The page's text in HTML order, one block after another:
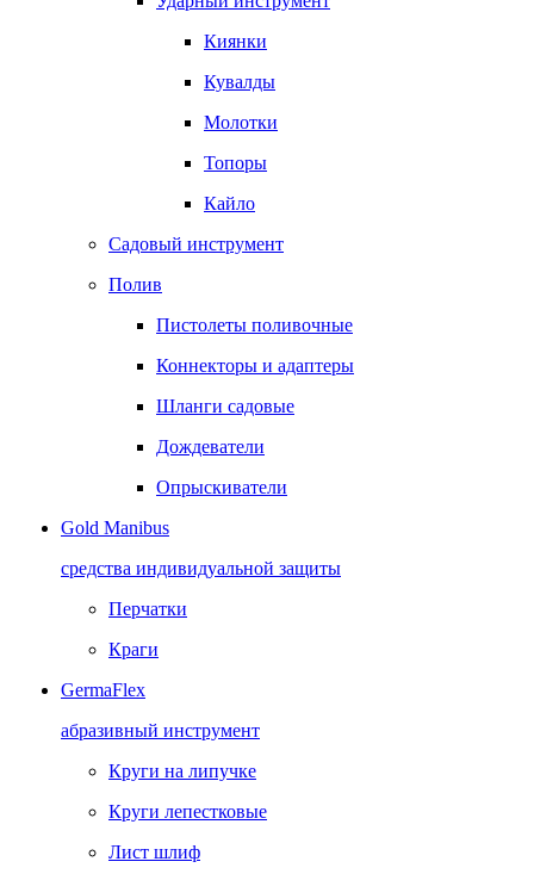
Киянки
Кувалды
Молотки
Топоры
Кайло
Садовый инструмент
Полив
Пистолеты поливочные
Коннекторы и адаптеры
Шланги садовые
Дождеватели
Опрыскиватели
Gold Manibus
средства индивидуальной защиты
Перчатки
Краги
GermaFlex
абразивный инструмент
Круги на липучке
Круги лепестковые
Лист шлиф